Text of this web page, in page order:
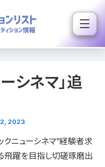
シネマ」追
2, 2023
ニューシネマ”経験者求
飛躍を目指し切磋琢磨出